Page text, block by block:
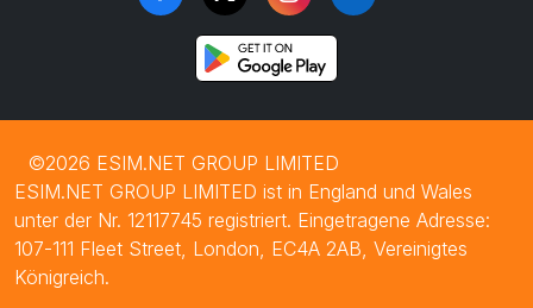
©2026 ESIM.NET GROUP LIMITED
ESIM.NET GROUP LIMITED ist in England und Wales
unter der Nr. 12117745 registriert. Eingetragene Adresse:
107-111 Fleet Street, London, EC4A 2AB, Vereinigtes
Königreich.